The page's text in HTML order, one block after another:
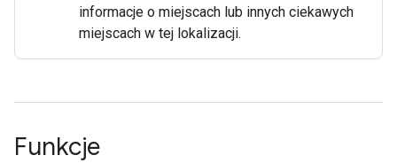
informacje o miejscach lub innych ciekawych
miejscach w tej lokalizacji.
Funkcje